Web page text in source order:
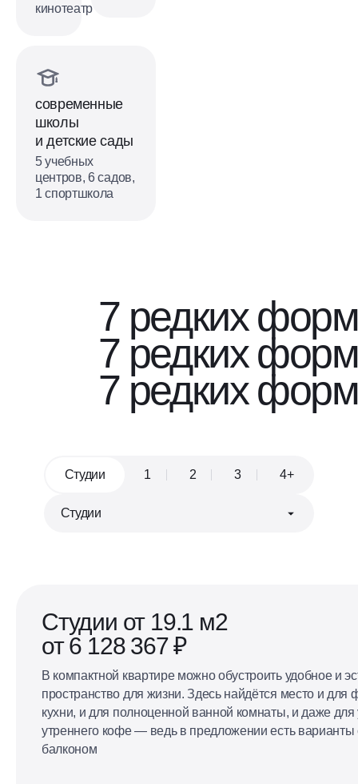
кинотеатр
современные
школы
и детские сады
5 учебных
центров, 6 садов,
1 спортшкола
7 редких
7 редких
7 редких
Студии 1 2 3 4+
Студии от 19.1 м2
от 6 128 367 ₽
В компактной квартире можно обустроить удобное и
пространство для жизни. Здесь найдётся место и для
кухни, и для полноценной ванной комнаты, и даже для
утреннего кофе — ведь в предложении есть
балконом